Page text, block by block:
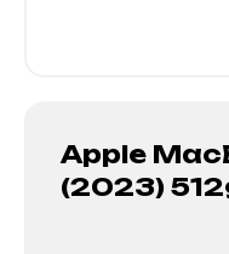
Apple
(2023)